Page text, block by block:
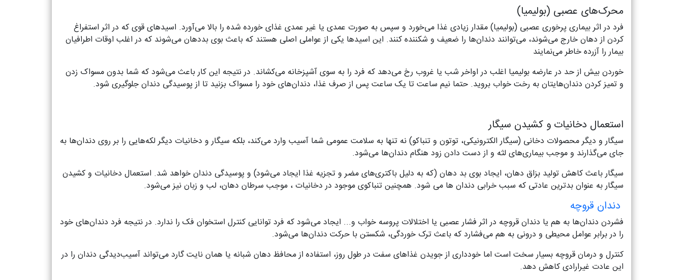
محرک‌های عصبی (بولیمیا)
فرد در اثر بیماری پرخوری عصبی (بولیمیا) مقدار زیادی غذا می‌خورد و سپس به صورت عمدی یا غیر عمدی غذای خورده شده را بالا می‌آورد. اسیدهای قوی که در اثر استفراغ
کردن از دهان خارج می‌شوند، می‌توانند دندان‌ها را ضعیف و شکننده کنند. این اسیدها یکی از عواملی اصلی هستند که باعث بوی بددهان می‌شوند که در اغلب اوقات اطرافیان
بیمار را آزرده خاطر می‌نمایند
خوردن بیش از حد در عارضه بولیمیا اغلب در اواخر شب یا غروب رخ می‌دهد که فرد را به سوی آشپزخانه می‌کشاند. در نتیجه این کار باعث می‌شود که شما بدون مسواک زدن
و تمیز کردن دندان‌هایتان به رخت خواب بروید. حتما نیم ساعت تا یک ساعت پس از صرف غذا، دندان‌های خود را مسواک بزنید تا از پوسیدگی دندان جلوگیری شود.
استعمال دخانیات و کشیدن سیگار
سیگار و دیگر محصولات دخانی (سیگار الکترونیکی، توتون و تنباکو) نه تنها به سلامت عمومی شما آسیب وارد می‌کند، بلکه سیگار و دخانیات دیگر لکه‌هایی را بر روی دندان‌ها به
جای می‌گذارند و موجب بیماری‌های لثه و از دست دادن زود هنگام دندان‌ها می‌شود.
سیگار باعث کاهش تولید بزاق دهان، ایجاد بوی بد دهان (که به دلیل باکتری‌های مضر و تجزیه غذا ایجاد می‌شود) و پوسیدگی دندان خواهد شد. استعمال دخانیات و کشیدن
سیگار به عنوان بدترین عادتی که سبب خرابی دندان ها می شود. همچنین تنباکوی موجود در دخانیات ، موجب سرطان دهان، لب و زبان نیز می‌شود.
دندان قروچه
فشردن دندان‌ها به هم یا دندان قروچه در اثر فشار عصبی یا اختلالات پروسه خواب و... ایجاد می‌شود که فرد توانایی کنترل استخوان فک را ندارد. در نتیجه فرد دندان‌های خود
را در برابر عوامل محیطی و درونی به هم می‌فشارد که باعث ترک خوردگی، شکستن با حرکت دندان‌ها می‌شود.
کنترل و درمان قروچه بسیار سخت است اما خودداری از جویدن غذاهای سفت در طول روز، استفاده از محافظ دهان شبانه یا همان نایت گارد می‌تواند آسیب‌دیدگی دندان را در
این عادت غیرارادی کاهش دهد.